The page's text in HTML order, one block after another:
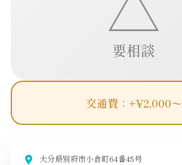
要相談
交通費：+¥2,000〜
大分県別府市小倉町64番45号